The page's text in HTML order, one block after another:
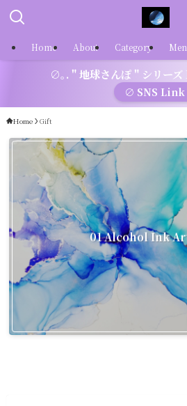
Home About Category
∅｡. " 地球さんぽ " シリーズ
∅ SNS Link
Home Gift
01 Alcohol Ink